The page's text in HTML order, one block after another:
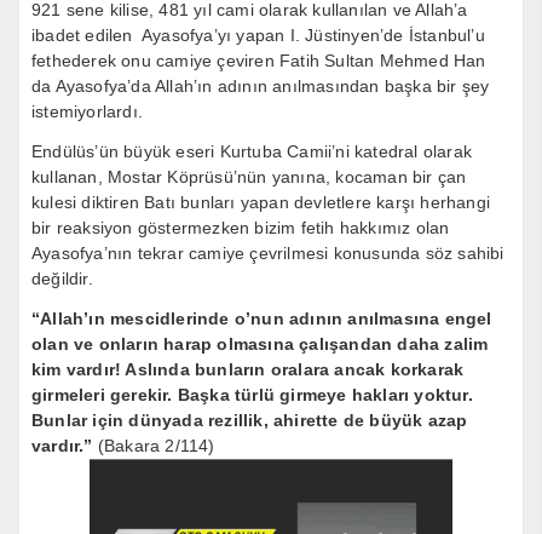
921 sene kilise, 481 yıl cami olarak kullanılan ve Allah’a
ibadet edilen Ayasofya’yı yapan I. Jüstinyen’de İstanbul’u
fethederek onu camiye çeviren Fatih Sultan Mehmed Han
da Ayasofya’da Allah’ın adının anılmasından başka bir şey
istemiyorlardı.
Endülüs’ün büyük eseri Kurtuba Camii’ni katedral olarak
kullanan, Mostar Köprüsü’nün yanına, kocaman bir çan
kulesi diktiren Batı bunları yapan devletlere karşı herhangi
bir reaksiyon göstermezken bizim fetih hakkımız olan
Ayasofya’nın tekrar camiye çevrilmesi konusunda söz sahibi
değildir.
“Allah’ın mescidlerinde o’nun adının anılmasına engel
olan ve onların harap olmasına çalışandan daha zalim
kim vardır! Aslında bunların oralara ancak korkarak
girmeleri gerekir. Başka türlü girmeye hakları yoktur.
Bunlar için dünyada rezillik, ahirette de büyük azap
vardır.” (Bakara 2/114)